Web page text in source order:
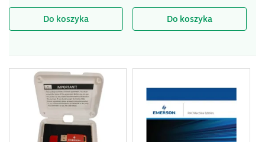
oprogramowania.
Do koszyka
jednorazowy zakup
oprogramowania.
Do koszyka